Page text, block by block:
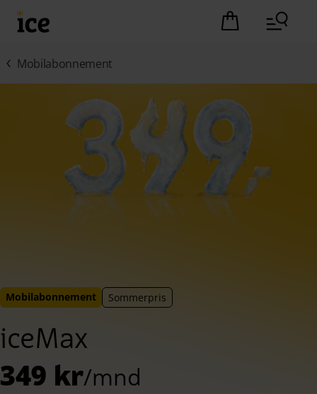
Hopp til hovedinnhold (Trykk Enter)
Det er ingen
Mobilabonnement
Mobilabonnement Sommerpris
iceMax
349 kr/mnd